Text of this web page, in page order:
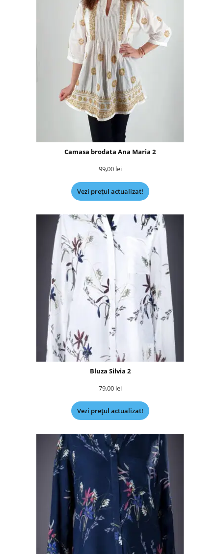
Camasa brodata Ana Maria 2
99,00 lei
Vezi prețul actualizat!
Bluza Silvia 2
79,00 lei
Vezi prețul actualizat!